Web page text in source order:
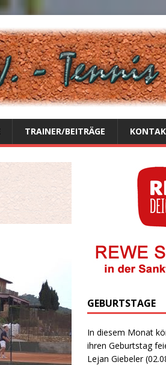
TRAINER/BEITRÄGE
GEBURTSTAGE
In diesem Monat
ihren Geburtstag
Lejan Giebeler